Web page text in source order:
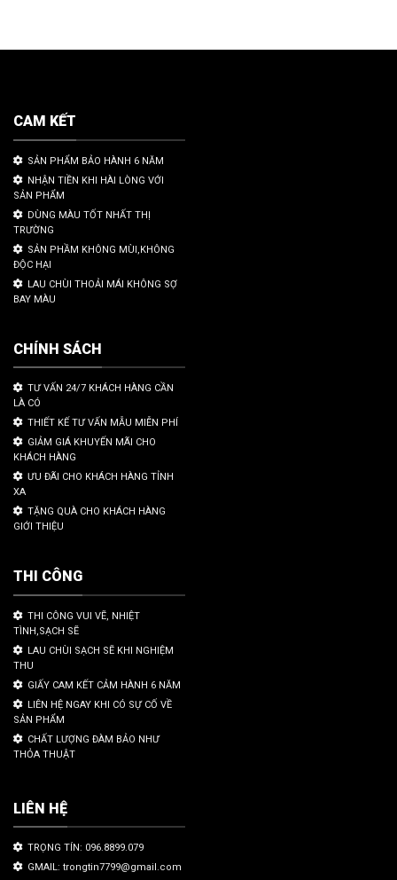
CAM KẾT
SẢN PHẨM BẢO HÀNH 6 NĂM
NHẬN TIỀN KHI HÀI LÒNG VỚI
SẢN PHẨM
DÙNG MÀU TỐT NHẤT THỊ
TRƯỜNG
SẢN PHẦM KHÔNG MÙI,KHÔNG
ĐỘC HẠI
LAU CHÙI THOẢI MÁI KHÔNG SỢ
BAY MÀU
CHÍNH SÁCH
TƯ VẤN 24/7 KHÁCH HÀNG CẦN
LÀ CÓ
THIẾT KẾ TƯ VẤN MẪU MIỄN PHÍ
GIẢM GIÁ KHUYẾN MÃI CHO
KHÁCH HÀNG
ƯU ĐÃI CHO KHÁCH HÀNG TỈNH
XA
TẶNG QUÀ CHO KHÁCH HÀNG
GIỚI THIỆU
THI CÔNG
THI CÔNG VUI VẼ, NHIỆT
TÌNH,SẠCH SẼ
LAU CHÙI SẠCH SẼ KHI NGHIỆM
THU
GIẤY CAM KẾT CẢM HÀNH 6 NĂM
LIÊN HỆ NGAY KHI CÓ SỰ CỐ VỀ
SẢN PHẨM
CHẤT LƯỢNG ĐÀM BẢO NHƯ
THỎA THUẬT
LIÊN HỆ
TRỌNG TÍN: 096.8899.079
GMAIL: trongtin7799@gmail.com